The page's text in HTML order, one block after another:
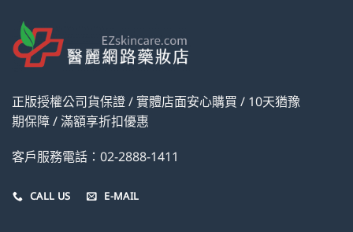
正版授權公司貨保證 / 實體店面安心購買 / 10天猶豫
期保障 / 滿額享折扣優惠
客戶服務電話：02-2888-1411
CALL US E-MAIL